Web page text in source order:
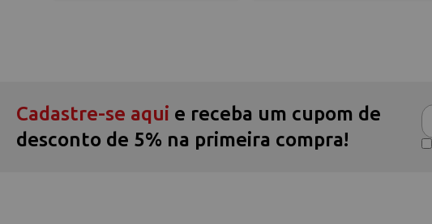
Cadastre-se aqui e receba um cupom de
desconto de 5% na primeira compra!